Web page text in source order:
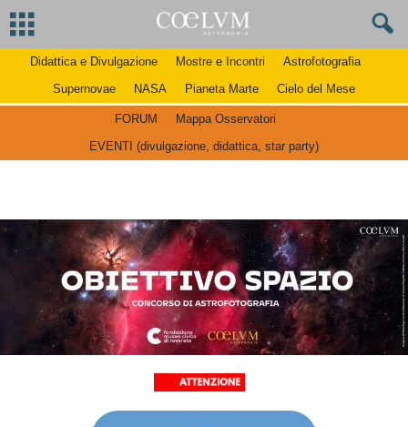
Didattica e Divulgazione Mostre e Incontri
Astrofotografia
Supernovae
NASA Pianeta Marte Cielo del Mese
FORUM
Mappa Osservatori
EVENTI (divulgazione, didattica, star party)